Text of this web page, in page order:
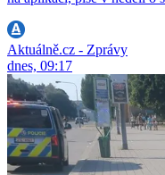
Aktuálně.cz - Zprávy
dnes, 09:17